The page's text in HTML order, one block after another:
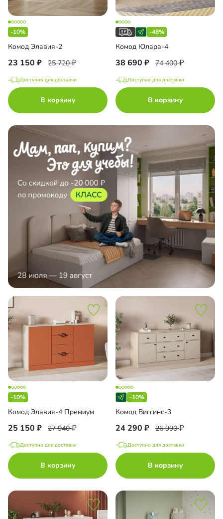
-10%
Комод Элавия-2
23 150 25 720
Доступно для доставки
В корзину
-48%
Комод Юлара-4
38 690 74 400
Доступно для доставки
В корзину
-10%
Комод Элавия-4 Премиум
25 150 27 940
Доступно для доставки
В корзину
-10%
Комод Виггинс-3
24 290 26 990
Доступно для доставки
В корзину